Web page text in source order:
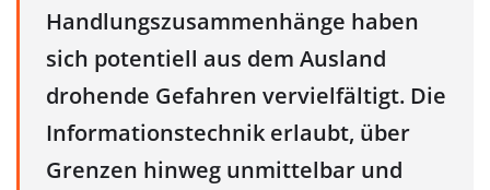
Handlungszusammenhänge haben
sich potentiell aus dem Ausland
drohende Gefahren vervielfältigt. Die
Informationstechnik erlaubt, über
Grenzen hinweg unmittelbar und